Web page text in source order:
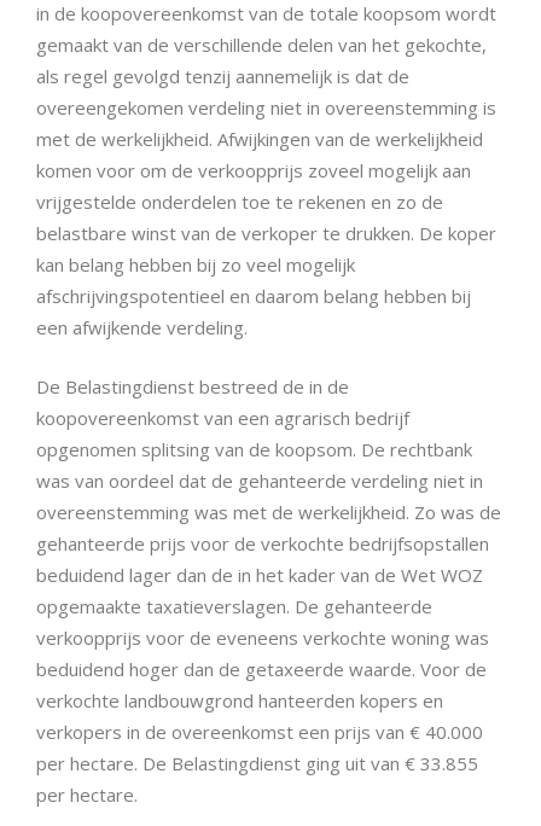
in de koopovereenkomst van de totale koopsom wordt
gemaakt van de verschillende delen van het gekochte,
als regel gevolgd tenzij aannemelijk is dat de
overeengekomen verdeling niet in overeenstemming is
met de werkelijkheid. Afwijkingen van de werkelijkheid
komen voor om de verkoopprijs zoveel mogelijk aan
vrijgestelde onderdelen toe te rekenen en zo de
belastbare winst van de verkoper te drukken. De koper
kan belang hebben bij zo veel mogelijk
afschrijvingspotentieel en daarom belang hebben bij
een afwijkende verdeling.
De Belastingdienst bestreed de in de
koopovereenkomst van een agrarisch bedrijf
opgenomen splitsing van de koopsom. De rechtbank
was van oordeel dat de gehanteerde verdeling niet in
overeenstemming was met de werkelijkheid. Zo was de
gehanteerde prijs voor de verkochte bedrijfsopstallen
beduidend lager dan de in het kader van de Wet WOZ
opgemaakte taxatieverslagen. De gehanteerde
verkoopprijs voor de eveneens verkochte woning was
beduidend hoger dan de getaxeerde waarde. Voor de
verkochte landbouwgrond hanteerden kopers en
verkopers in de overeenkomst een prijs van € 40.000
per hectare. De Belastingdienst ging uit van € 33.855
per hectare.